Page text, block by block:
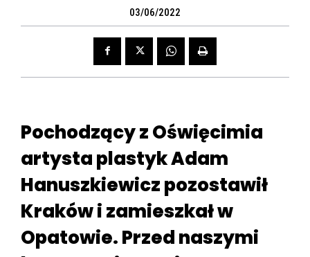
03/06/2022
Pochodzący z Oświęcimia
artysta plastyk Adam
Hanuszkiewicz pozostawił
Kraków i zamieszkał w
Opatowie. Przed naszymi